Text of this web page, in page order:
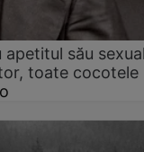
său
toate cocotele